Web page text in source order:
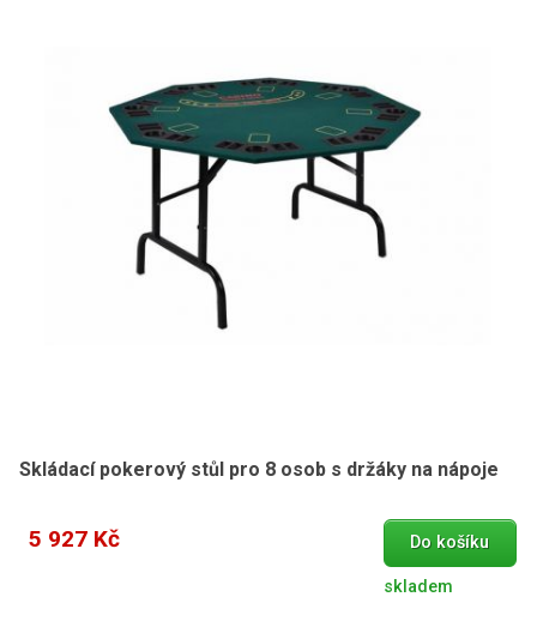
Skládací pokerový stůl pro 8 osob s držáky na nápoje
5 927 Kč Do košíku
skladem